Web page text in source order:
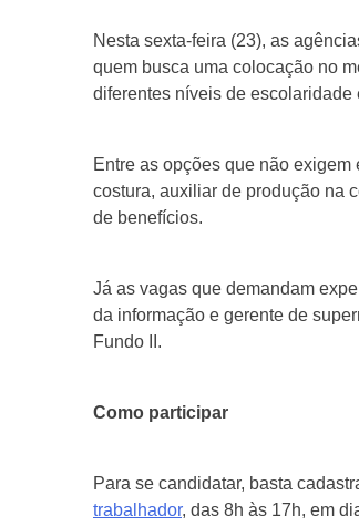
Nesta sexta-feira (23), as
quem busca uma colocação no
diferentes níveis de
Entre as opções que não
costura, auxiliar de produção na
de benefícios.
Já as vagas que demandam
da informação e gerente de
Fundo II.
Como participar
Para se candidatar, basta
trabalhador, das 8h às 17h, em